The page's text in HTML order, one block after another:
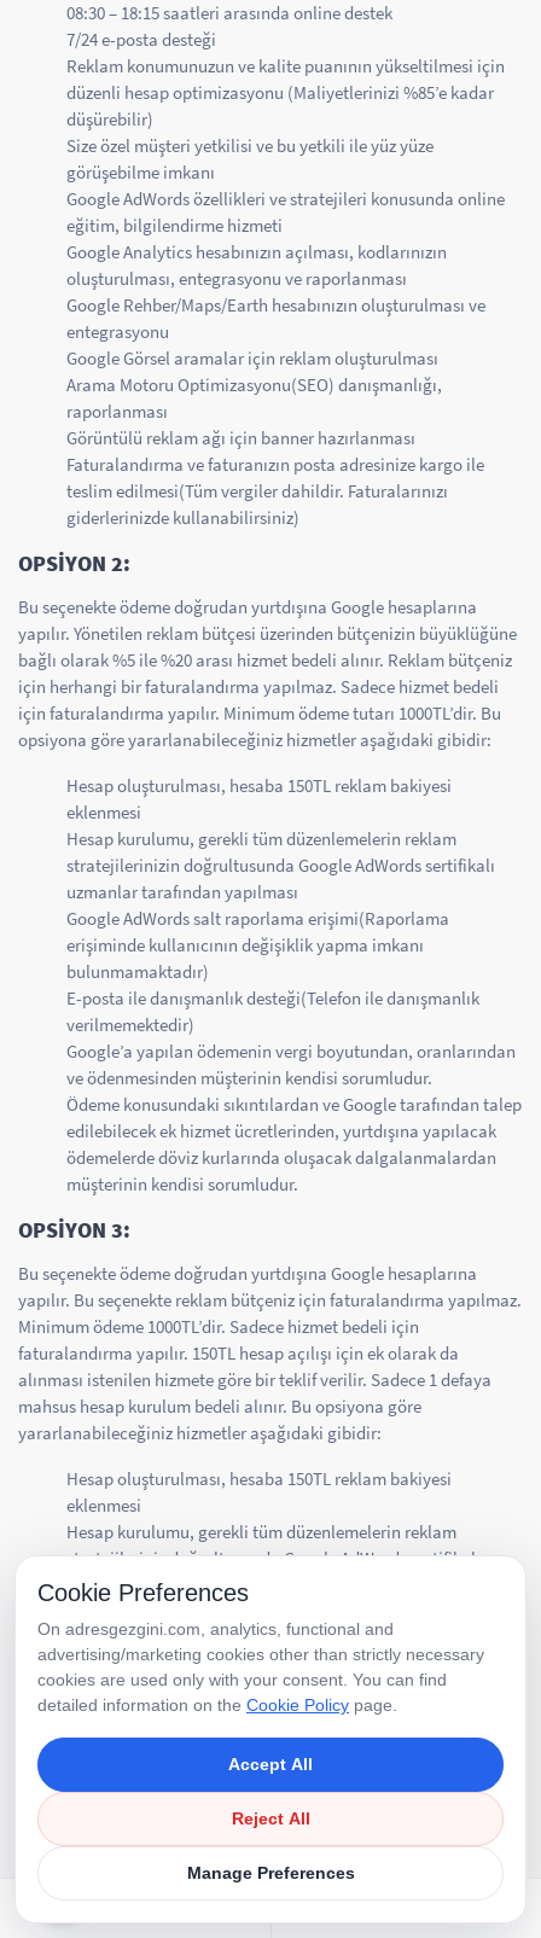
08:30 – 18:15 saatleri arasında online destek
7/24 e-posta desteği
Reklam konumunuzun ve kalite puanının yükseltilmesi için
düzenli hesap optimizasyonu (Maliyetlerinizi %85’e kadar
düşürebilir)
Size özel müşteri yetkilisi ve bu yetkili ile yüz yüze
görüşebilme imkanı
Google AdWords özellikleri ve stratejileri konusunda online
eğitim, bilgilendirme hizmeti
Google Analytics hesabınızın açılması, kodlarınızın
oluşturulması, entegrasyonu ve raporlanması
Google Rehber/Maps/Earth hesabınızın oluşturulması ve
entegrasyonu
Google Görsel aramalar için reklam oluşturulması
Arama Motoru Optimizasyonu(SEO) danışmanlığı,
raporlanması
Görüntülü reklam ağı için banner hazırlanması
Faturalandırma ve faturanızın posta adresinize kargo ile
teslim edilmesi(Tüm vergiler dahildir. Faturalarınızı
giderlerinizde kullanabilirsiniz)
OPSİYON 2:
Bu seçenekte ödeme doğrudan yurtdışına Google hesaplarına
yapılır. Yönetilen reklam bütçesi üzerinden bütçenizin büyüklüğüne
bağlı olarak %5 ile %20 arası hizmet bedeli alınır. Reklam bütçeniz
için herhangi bir faturalandırma yapılmaz. Sadece hizmet bedeli
için faturalandırma yapılır. Minimum ödeme tutarı 1000TL’dir. Bu
opsiyona göre yararlanabileceğiniz hizmetler aşağıdaki gibidir:
Hesap oluşturulması, hesaba 150TL reklam bakiyesi
eklenmesi
Hesap kurulumu, gerekli tüm düzenlemelerin reklam
stratejilerinizin doğrultusunda Google AdWords sertifikalı
uzmanlar tarafından yapılması
Google AdWords salt raporlama erişimi(Raporlama
erişiminde kullanıcının değişiklik yapma imkanı
bulunmamaktadır)
E-posta ile danışmanlık desteği(Telefon ile danışmanlık
verilmemektedir)
Google’a yapılan ödemenin vergi boyutundan, oranlarından
ve ödenmesinden müşterinin kendisi sorumludur.
Ödeme konusundaki sıkıntılardan ve Google tarafından talep
edilebilecek ek hizmet ücretlerinden, yurtdışına yapılacak
ödemelerde döviz kurlarında oluşacak dalgalanmalardan
müşterinin kendisi sorumludur.
OPSİYON 3:
Bu seçenekte ödeme doğrudan yurtdışına Google hesaplarına
yapılır. Bu seçenekte reklam bütçeniz için faturalandırma yapılmaz.
Minimum ödeme 1000TL’dir. Sadece hizmet bedeli için
faturalandırma yapılır. 150TL hesap açılışı için ek olarak da
alınması istenilen hizmete göre bir teklif verilir. Sadece 1 defaya
mahsus hesap kurulum bedeli alınır. Bu opsiyona göre
yararlanabileceğiniz hizmetler aşağıdaki gibidir:
Hesap oluşturulması, hesaba 150TL reklam bakiyesi
eklenmesi
Hesap kurulumu, gerekli tüm düzenlemelerin reklam
stratejileriniz doğrultusunda Google AdWords sertifikalı
uzmanlar tarafından yapılması
Google AdWords yönetim erişimi verilir, danışmanlık
verilmez, firma tüm reklam yönetimini kendisi yapar,
reklamların yönetiminden, takibinden, oluşabilecek tüm
aksaklıklardan kendisi sorumludur)
Hesap açılışı tamamlandıktan sonra telefon ve e-posta ile
Google’a yapılan ödemenin vergi boyutundan, oranlarından
ve ödenmesinden müşterinin kendisi sorumludur.
Ödeme konusundaki sıkıntılardan ve Google tarafından talep
edilebilecek ek hizmet ücretlerinden, yurtdışına yapılacak
ödemelerde döviz kurlarında oluşacak dalgalanmalardan
müşterinin kendisi sorumludur.
Cookie Preferences
On adresgezgini.com, analytics, functional and
advertising/marketing cookies other than strictly necessary
cookies are used only with your consent. You can find
detailed information on the Cookie Policy page.
Accept All
Reject All
Manage Preferences